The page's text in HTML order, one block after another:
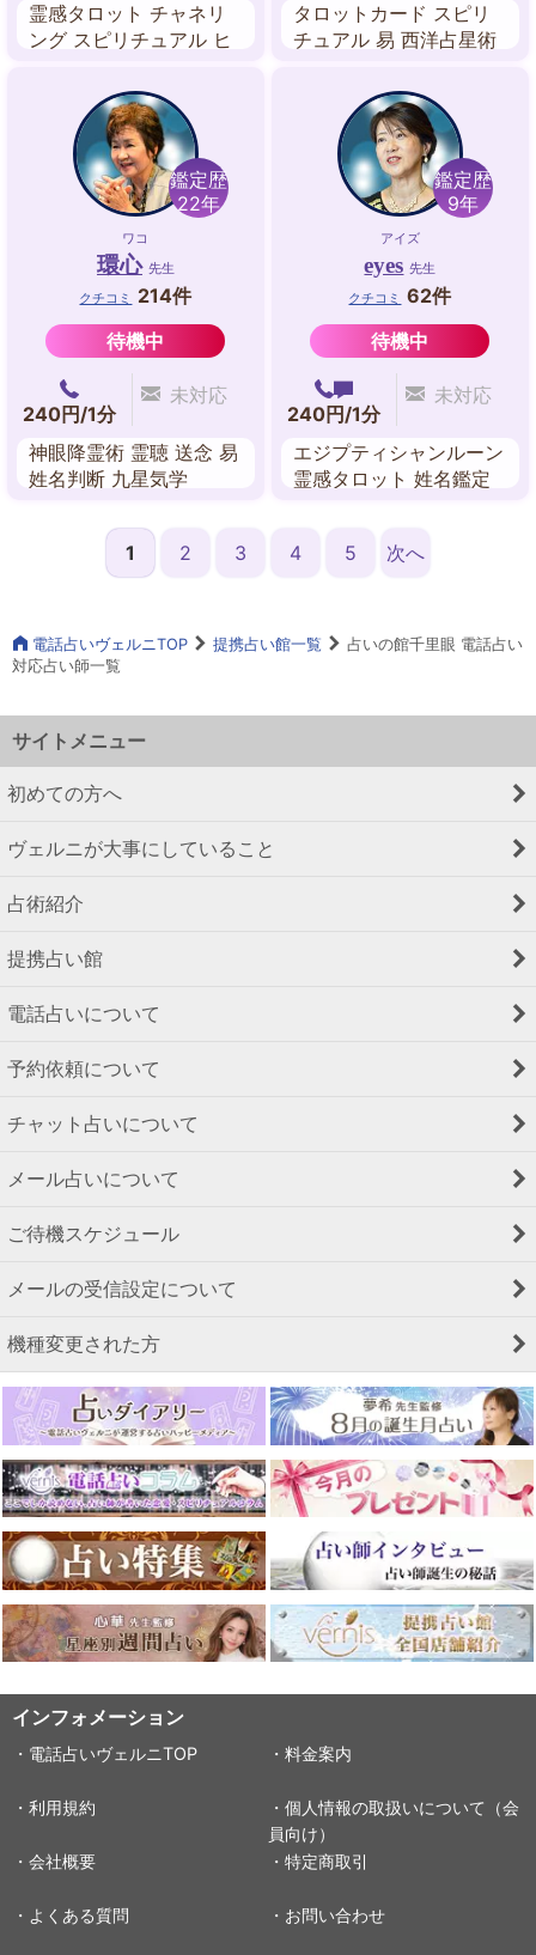
霊感タロット チャネリ
ング スピリチュアル ヒ
ード ルーン
タロットカード スピリ
チュアル 易 西洋占星術
鑑定歴
22年
ワコ
環心 先生
クチコミ
214件
待機中
240円/1分
未対応
神眼降霊術 霊聴 送念 易
姓名判断 九星気学
鑑定歴
9年
アイズ
eyes 先生
クチコミ
62件
待機中
240円/1分
未対応
エジプティシャンルーン
霊感タロット 姓名鑑定
シー
1 2 3 4 5 次へ
電話占いヴェルニTOP 提携占い館一覧
占いの館千里眼 電話占い
対応占い師一覧
サイトメニュー
初めての方へ
ヴェルニが大事にしていること
占術紹介
提携占い館
電話占いについて
予約依頼について
チャット占いについて
メール占いについて
ご待機スケジュール
メールの受信設定について
機種変更された方
インフォメーション
・電話占いヴェルニTOP ・料金案内
・利用規約
・個人情報の取扱いについて（会
員向け）
・会社概要
・特定商取引
・よくある質問 ・お問い合わせ